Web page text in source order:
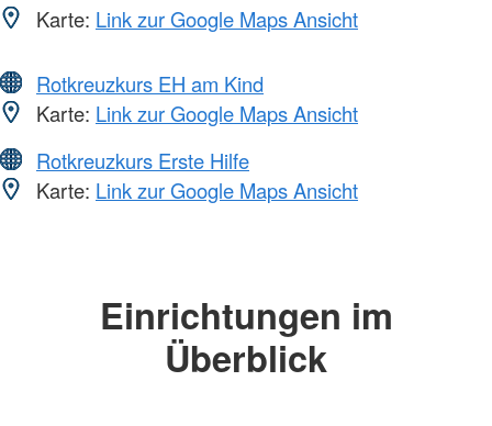
Karte: Link zur Google Maps Ansicht
Rotkreuzkurs EH am Kind
Karte: Link zur Google Maps Ansicht
Rotkreuzkurs Erste Hilfe
Karte: Link zur Google Maps Ansicht
Einrichtungen im
Überblick